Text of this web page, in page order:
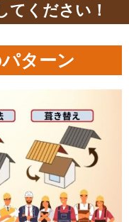
てください！
ターン